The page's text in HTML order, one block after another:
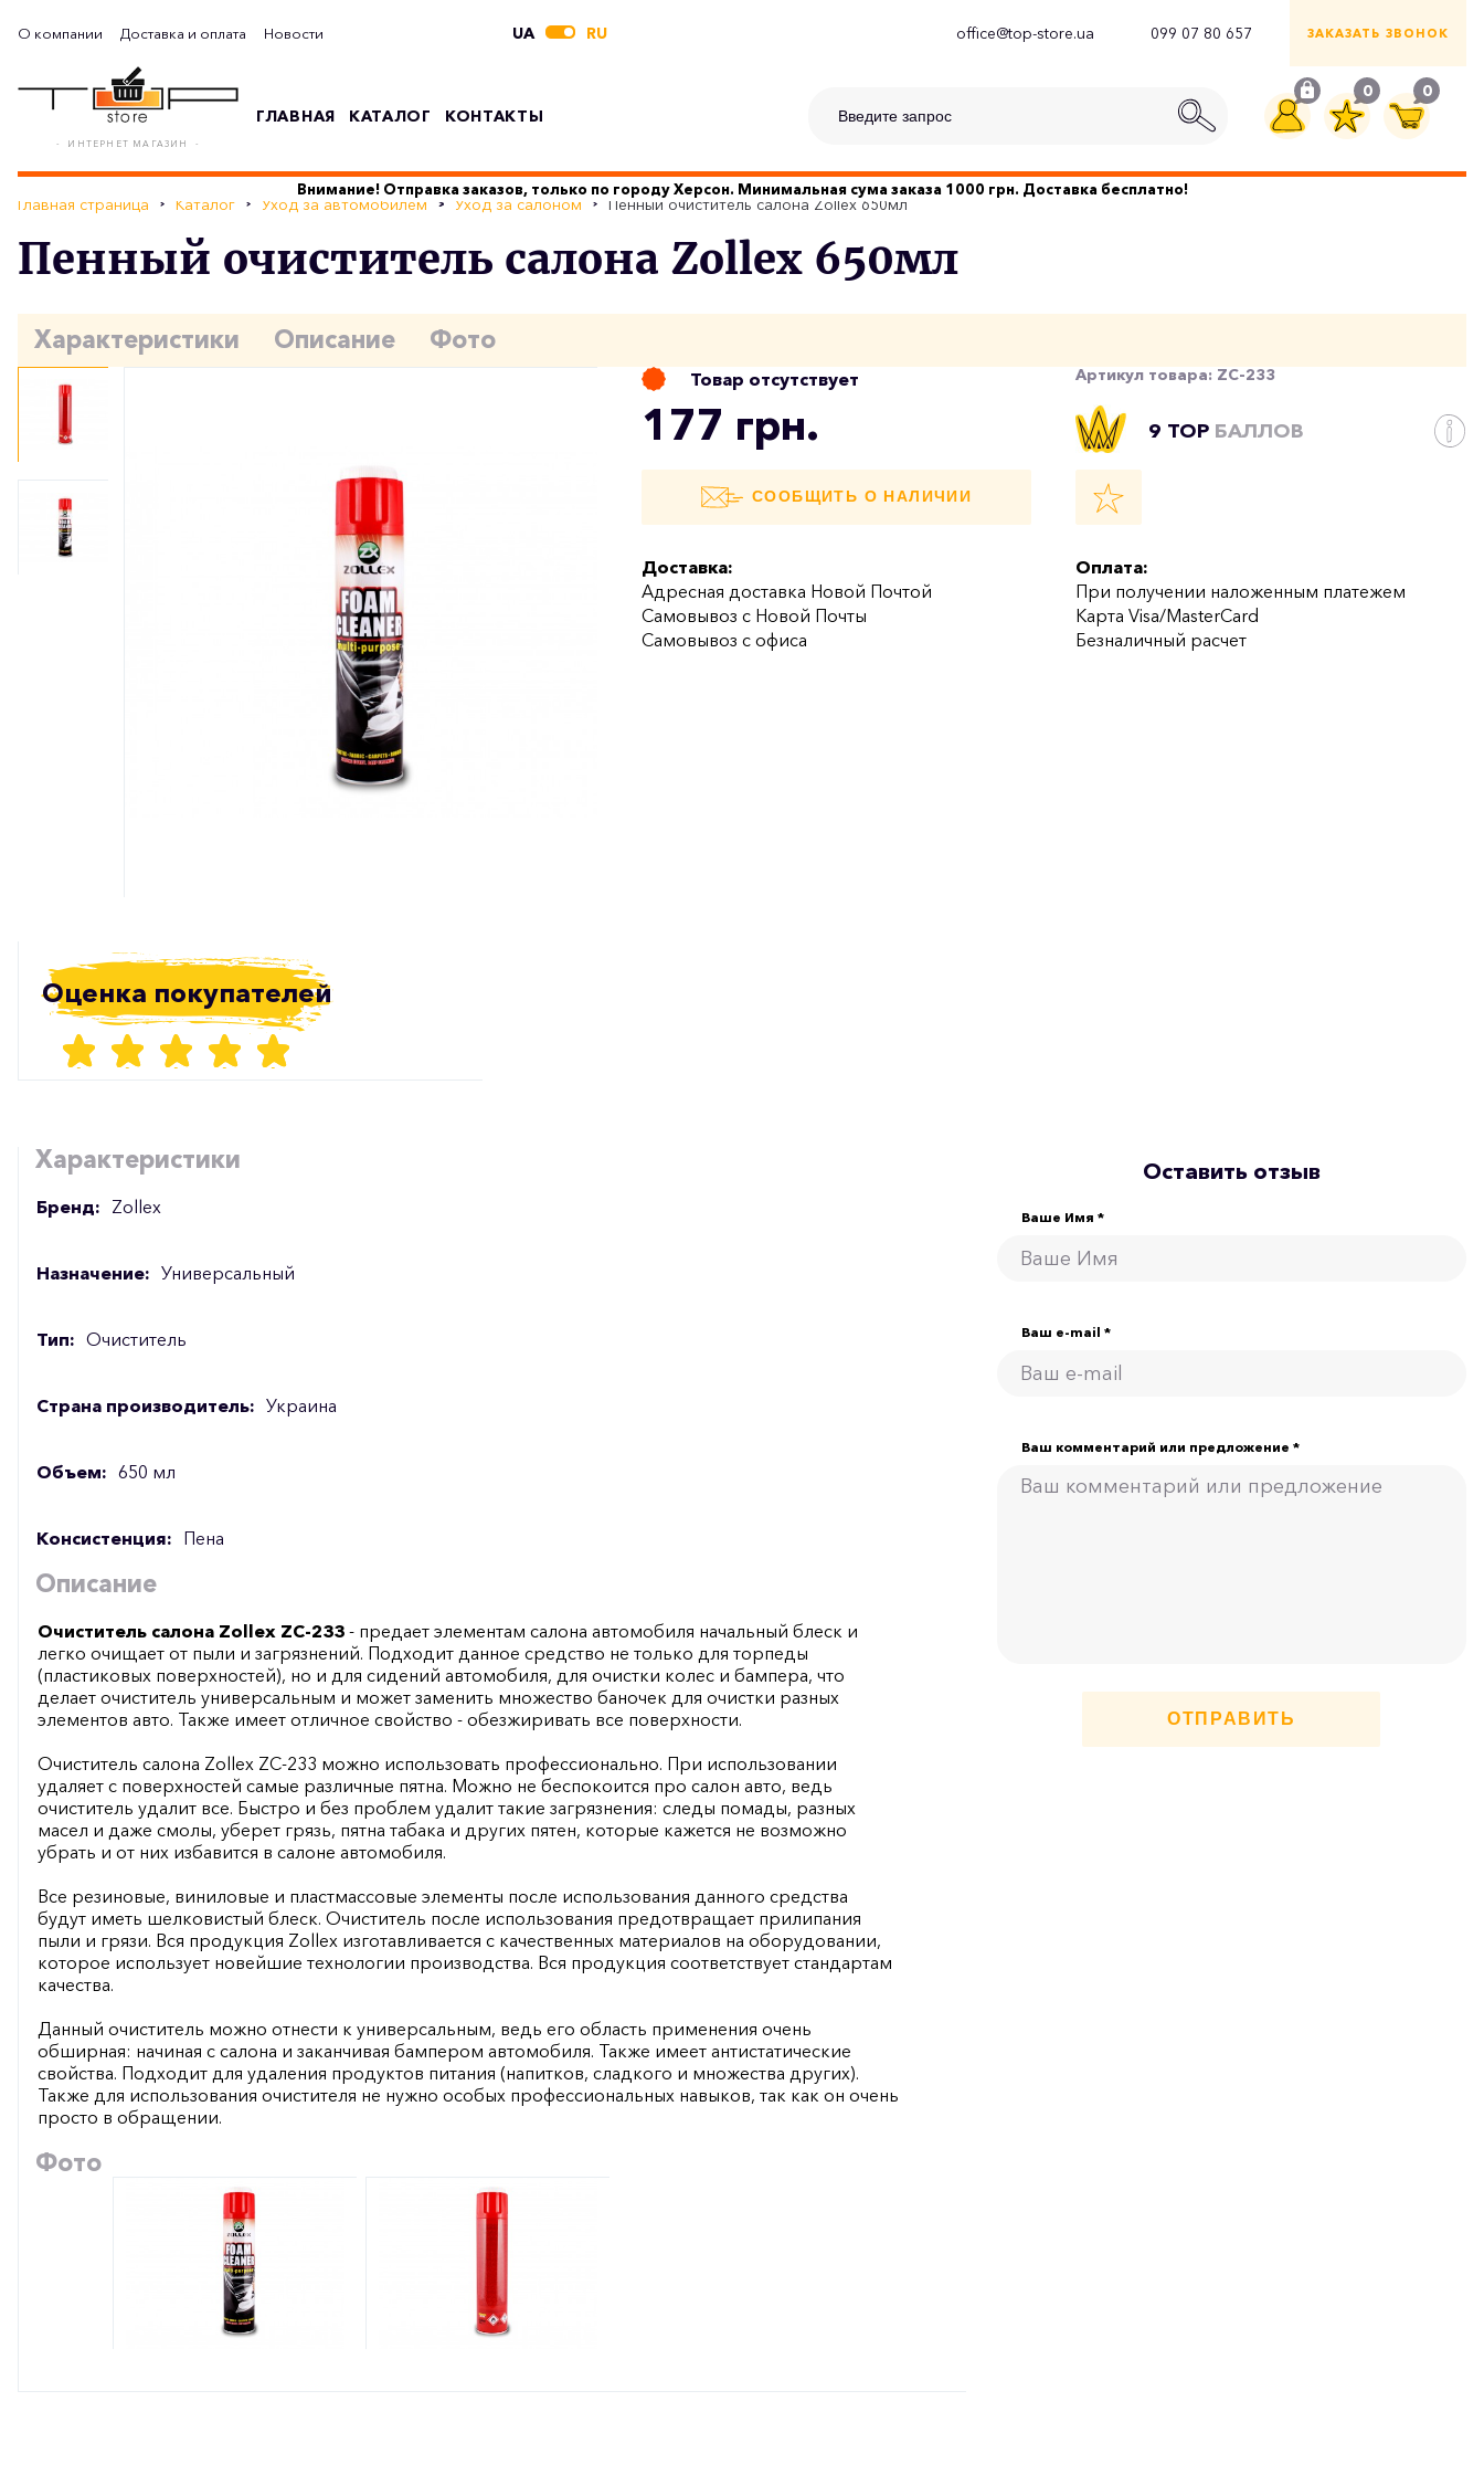
О компании Доставка и оплата Новости UA RU office@top-store.ua 099 07 80 657 ЗАКАЗАТЬ ЗВОНОК
- ИНТЕРНЕТ МАГАЗИН -
ГЛАВНАЯ КАТАЛОГ КОНТАКТЫ
0 0
Внимание! Отправка заказов, только по городу Херсон. Минимальная сума заказа 1000 грн. Доставка бесплатно!
Главная страница Каталог Уход за автомобилем Уход за салоном Пенный очиститель салона Zollex 650мл
Пенный очиститель салона Zollex 650мл
Характеристики Описание Фото
Товар отсутствует Артикул товара: ZC-233
177 грн. 9 TOP БАЛЛОВ
СООБЩИТЬ О НАЛИЧИИ
Доставка:
Адресная доставка Новой Почтой
Самовывоз с Новой Почты
Самовывоз с офиса
Оплата:
При получении наложенным платежем
Карта Visa/MasterCard
Безналичный расчет
Оценка покупателей
Характеристики
Бренд: Zollex
Назначение: Универсальный
Тип: Очиститель
Страна производитель: Украина
Объем: 650 мл
Консистенция: Пена
Описание
Очиститель салона Zollex ZC-233 - предает элементам салона автомобиля начальный блеск и
легко очищает от пыли и загрязнений. Подходит данное средство не только для торпеды
(пластиковых поверхностей), но и для сидений автомобиля, для очистки колес и бампера, что
делает очиститель универсальным и может заменить множество баночек для очистки разных
элементов авто. Также имеет отличное свойство - обезжиривать все поверхности.
Очиститель салона Zollex ZC-233 можно использовать профессионально. При использовании
удаляет с поверхностей самые различные пятна. Можно не беспокоится про салон авто, ведь
очиститель удалит все. Быстро и без проблем удалит такие загрязнения: следы помады, разных
масел и даже смолы, уберет грязь, пятна табака и других пятен, которые кажется не возможно
убрать и от них избавится в салоне автомобиля.
Все резиновые, виниловые и пластмассовые элементы после использования данного средства
будут иметь шелковистый блеск. Очиститель после использования предотвращает прилипания
пыли и грязи. Вся продукция Zollex изготавливается с качественных материалов на оборудовании,
которое использует новейшие технологии производства. Вся продукция соответствует стандартам
качества.
Данный очиститель можно отнести к универсальным, ведь его область применения очень
обширная: начиная с салона и заканчивая бампером автомобиля. Также имеет антистатические
свойства. Подходит для удаления продуктов питания (напитков, сладкого и множества других).
Также для использования очистителя не нужно особых профессиональных навыков, так как он очень
просто в обращении.
Фото
Оставить отзыв
Ваше Имя *
Ваш e-mail *
Ваш комментарий или предложение *
ОТПРАВИТЬ